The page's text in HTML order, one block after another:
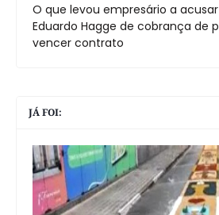
O que levou empresário a
Eduardo Hagge de cobrança de
vencer contrato
JÁ FOI: